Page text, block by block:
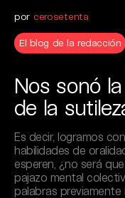
por cerosetenta
El blog de la redacción
Nos sonó
de la
Es decir, logramos
habilidades de
esperen, ¿no será
pajazo mental
palabras